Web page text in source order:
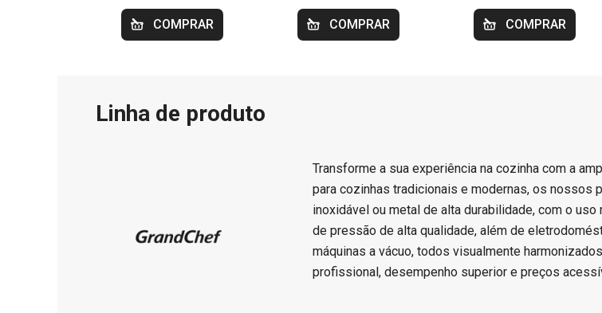
COMPRAR COMPRAR COMPRAR
Linha de produto
Transforme a sua experiência na cozinha com a
para cozinhas tradicionais e modernas, os
inoxidável ou metal de alta durabilidade, com o
de pressão de alta qualidade, além de
máquinas a vácuo, todos visualmente
profissional, desempenho superior e preços